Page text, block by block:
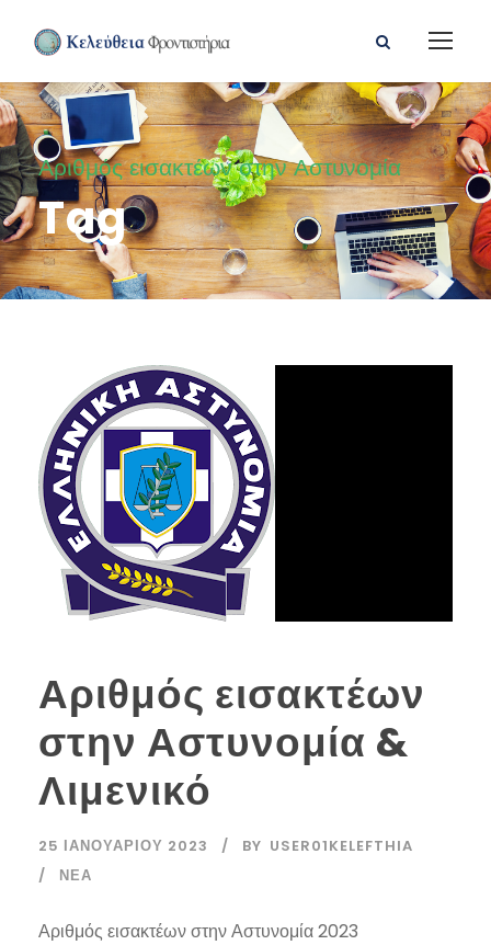
Αριθμός εισακτέων στην Αστυνομία
Tag
Αριθμός εισακτέων
στην Αστυνομία &
Λιμενικό
25 ΙΑΝΟΥΑΡΊΟΥ 2023 BY USER01KELEFTHIA
ΝΈΑ
Αριθμός εισακτέων στην Αστυνομία 2023